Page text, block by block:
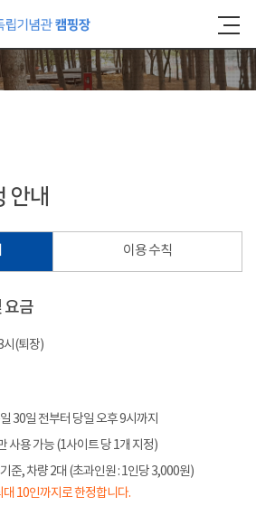
안내
이용 수칙
요금
시(퇴장)
30일 전부터 당일 오후 9시까지
사용 가능 (1사이트 당 1개 지정)
준, 차량 2대 (초과인원 : 1인당 3,000원)
10인까지로 한정합니다.